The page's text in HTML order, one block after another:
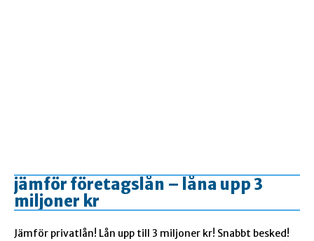
jämför företagslån – låna upp 3
miljoner kr
Jämför privatlån! Lån upp till 3 miljoner kr! Snabbt besked!